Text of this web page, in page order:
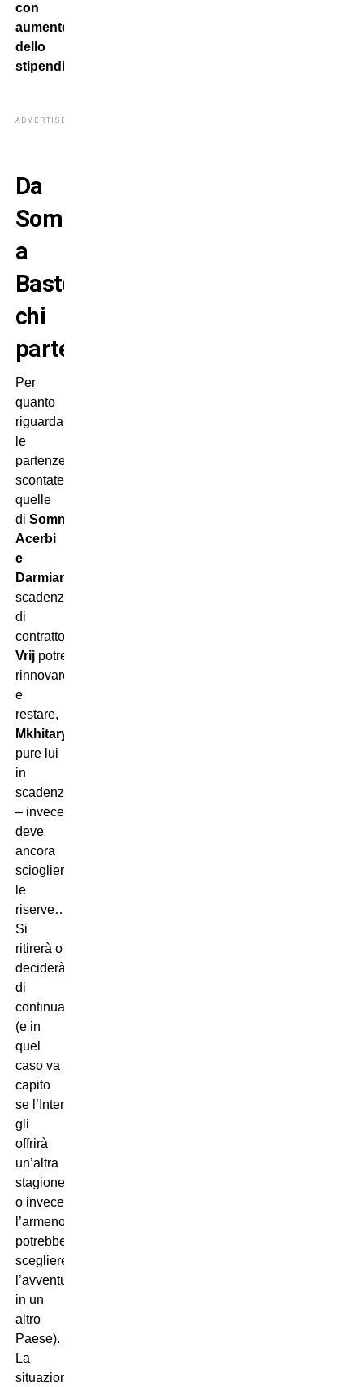
con
aumento
dello
stipendio.
ADVERTISEMENT
Da
Sommer
a
Bastoni:
chi
parte?
Per
quanto
riguarda
le
partenze,
scontate
quelle
di Sommer,
Acerbi
e
Darmian
scadenza
di
contratto.
Vrijpotrebbe
rinnovare
e
restare,
Mkhitaryan
pure lui
in
scadenza
– invece
deve
ancora
sciogliere
le
riserve…
Si
ritirerà o
deciderà
di
continuare
(e in
quel
caso va
capito
se l’Inter
gli
offrirà
un’altra
stagione
o invece
l’armeno
potrebbe
scegliere
l’avventura
in un
altro
Paese).
La
situazione